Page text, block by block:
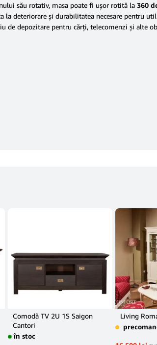
său rotativ, masa poate fi uşor rotită la 360
la deteriorare şi durabilitatea necesare pentru
de depozitare pentru cărţi, telecomenzi şi
Comodă TV 2U 1S Saigon
Cantori
în stoc
Living